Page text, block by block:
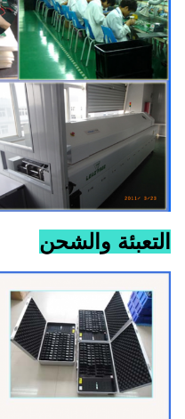
التعبئة والشحن